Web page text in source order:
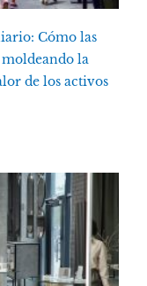
Cómo las
la
de los activos